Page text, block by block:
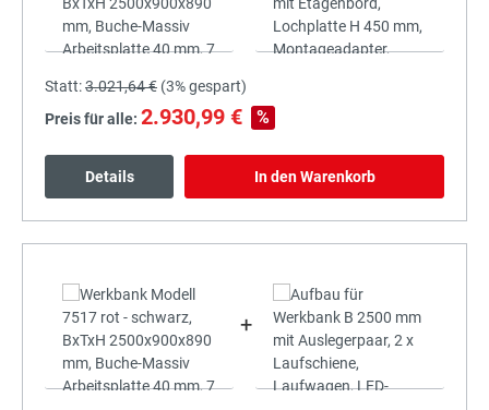
Statt:3.021,64 € (3%gespart)
Preis für alle: 2.930,99 € %
Details In den Warenkorb
+